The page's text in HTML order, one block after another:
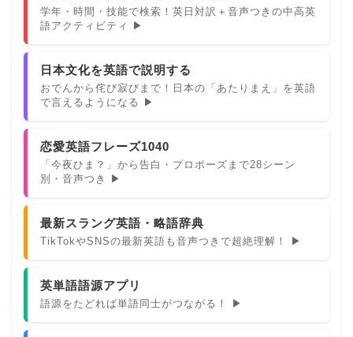
学年・時間・技能で検索！英日対訳＋音声つきの中高英
語アクティビティ ▶
日本文化を英語で説明する
おでんから侘び寂びまで！日本の「あたりまえ」を英語
で言えるようになる ▶
恋愛英語フレーズ1040
「今夜ひま？」から告白・プロポーズまで28シーン
別・音声つき ▶
最新スラング英語・略語辞典
TikTokやSNSの最新英語も音声つきで超絶理解！ ▶
英単語語源アプリ
語源をたどれば単語同士がつながる！ ▶